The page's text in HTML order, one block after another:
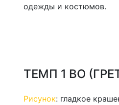
одежды и костюмов.
ТЕМП 1 ВО
Рисунок: гладкое